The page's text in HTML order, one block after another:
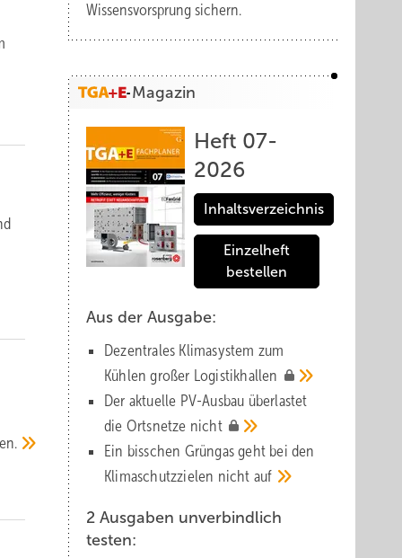
Wissensvorsprung sichern.
Magazin
Heft 07-
2026
Inhaltsverzeichnis
Einzelheft
bestellen
Aus der Ausgabe:
Dezentrales Klimasystem zum
Kühlen großer Logistik­hallen
Der aktuelle PV-Ausbau über­lastet
die Orts­netze nicht
Ein bisschen Grüngas geht bei den
Klima­schutz­zielen nicht auf
2 Ausgaben unverbindlich
testen: